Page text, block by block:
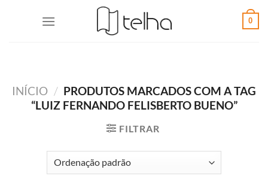
0
INÍCIO / PRODUTOS MARCADOS COM A TAG
“LUIZ FERNANDO FELISBERTO BUENO”
FILTRAR